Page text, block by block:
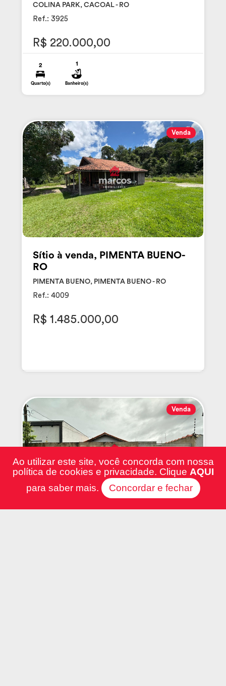
Ao utilizar este site, você concorda com nossa
política de cookies e privacidade. Clique AQUI
para saber mais.
Concordar e fechar
COLINA PARK, CACOAL - RO
Ref.: 3925
R$ 220.000,00
2
Quarto(s)
1
Banheiro(s)
Venda
Sítio à venda, PIMENTA BUENO-
RO
PIMENTA BUENO, PIMENTA BUENO - RO
Ref.: 4009
R$ 1.485.000,00
Venda